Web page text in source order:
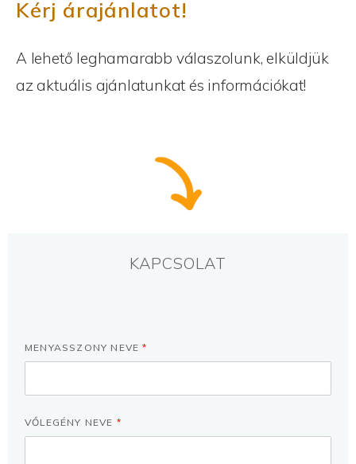
Kérj árajánlatot!
A lehető leghamarabb válaszolunk, elküldjük
az aktuális ajánlatunkat és információkat!
KAPCSOLAT
MENYASSZONY NEVE*
VŐLEGÉNY NEVE *